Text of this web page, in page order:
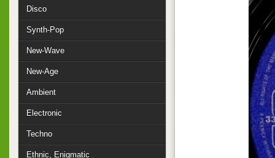
Disco
Synth-Pop
New-Wave
New-Age
Ambient
Electronic
Techno
Ethnic, Enigmatic